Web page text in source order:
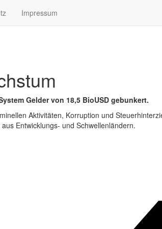
Impressum
Gelder von 18,5 BioUSD gebunkert.
Aktivitäten, Korruption und
Entwicklungs- und Schwellenländern.